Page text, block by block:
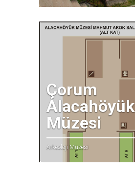
Çorum
Alacahöyük
Müzesi
Arkeoloji Müzesi